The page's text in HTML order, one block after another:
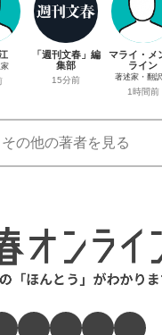
「週刊文春」編
集部
15分前
マライ・メ
ライン
著述家・翻
1時間前
その他の著者を見る